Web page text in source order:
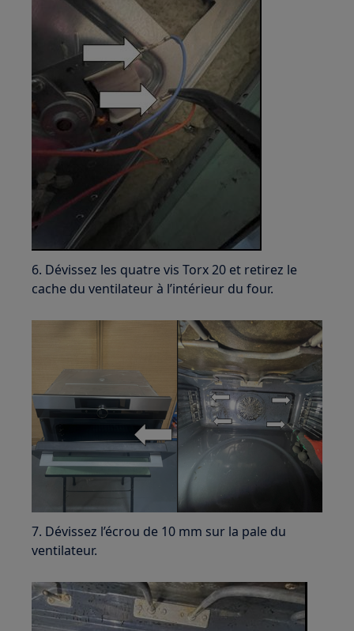
6. Dévissez les quatre vis Torx 20 et retirez le
cache du ventilateur à l’intérieur du four.
7. Dévissez l’écrou de 10 mm sur la pale du
ventilateur.